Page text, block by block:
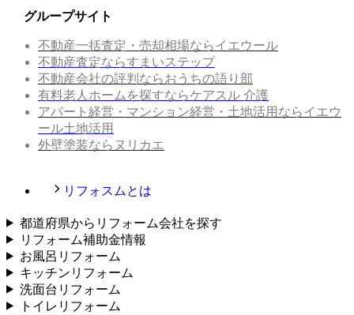
グループサイト
不動産一括査定・売却相場ならイエウール
不動産査定ならすまいステップ
不動産会社の評判ならおうちの語り部
有料老人ホームを探すならケアスル 介護
アパート経営・マンション経営・土地活用ならイエウ
ール土地活用
外壁塗装ならヌリカエ
リフォスムとは
都道府県からリフォーム会社を探す
リフォーム補助金情報
お風呂リフォーム
キッチンリフォーム
洗面台リフォーム
トイレリフォーム